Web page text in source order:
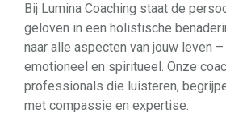
Bij Lumina Coaching staat de
geloven in een holistische
naar alle aspecten van jouw leven
emotioneel en spiritueel. Onze
professionals die luisteren,
met compassie en expertise.